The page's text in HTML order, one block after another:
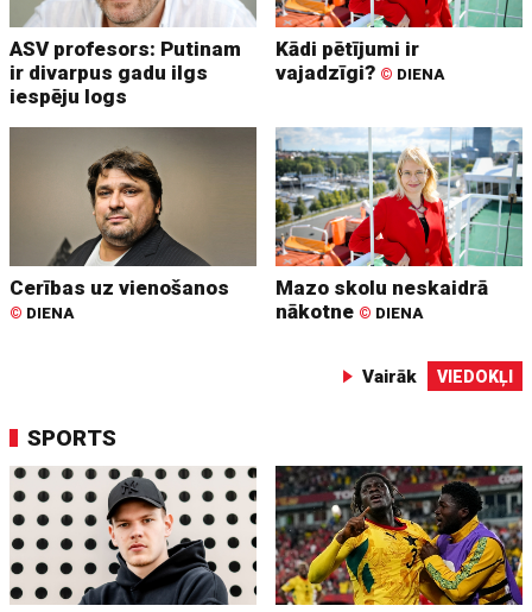
ASV profesors: Putinam
ir divarpus gadu ilgs
iespēju logs
Kādi pētījumi ir
vajadzīgi? © DIENA
Cerības uz vienošanos
© DIENA
Mazo skolu neskaidrā
nākotne © DIENA
Vairāk VIEDOKĻI
SPORTS